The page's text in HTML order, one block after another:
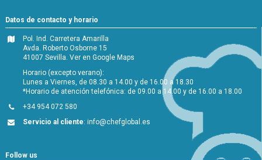
Datos de contacto y horario
Pol. Ind. Carretera Amarilla
Avda. Roberto Osborne 15
41007 Sevilla.Ver en Google Maps
Horario (excepto verano):
Lunes a Viernes, de 08.30 a 14.00 y de 16.00 a 18.30
*Horario de atención telefónica: de 09.00 a 14.00 y de 16.00 a 18.00
+34 954 072 580
Servicio al cliente:info@chefglobal.es
Follow us